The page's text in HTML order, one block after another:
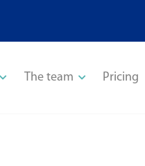
The team Pricing